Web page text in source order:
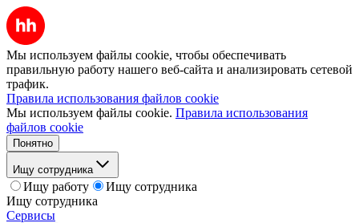
Мы используем файлы cookie, чтобы обеспечивать
правильную работу нашего веб-сайта и анализировать сетевой
трафик.
Правила использования файлов cookie
Мы используем файлы cookie. Правила использования
файлов cookie
Понятно
Ищу сотрудника
Ищу работу
Ищу сотрудника
Ищу сотрудника
Сервисы